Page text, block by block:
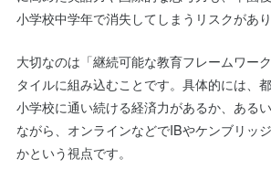
小学校中学年で消失してしまうリスクがあり
大切なのは「継続可能な教育フレームワー
タイルに組み込むことです。具体的には、
小学校に通い続ける経済力があるか、ある
ながら、オンラインなどでIBやケンブリッ
かという視点です。